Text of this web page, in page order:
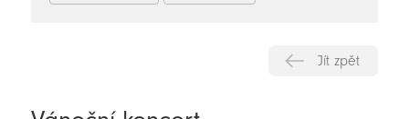
Jít zpět